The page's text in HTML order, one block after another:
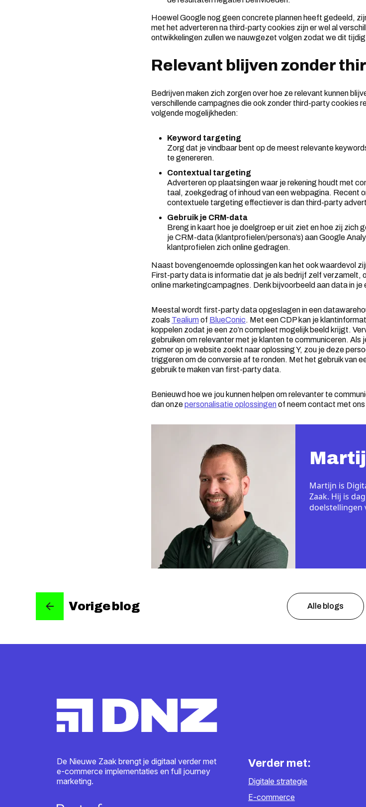
Hoewel Google nog geen concrete plannen heeft gedeeld,
met het adverteren na third-party cookies zijn er wel al
ontwikkelingen zullen we nauwgezet volgen zodat we dit tijdig
Relevant blijven zonder
Bedrijven maken zich zorgen over hoe ze relevant kunnen
verschillende campagnes die ook zonder third-party cookies
volgende mogelijkheden:
Keyword targeting
Zorg dat je vindbaar bent op de meest relevante
te genereren.
Contextual targeting
Adverteren op plaatsingen waar je rekening houdt met
taal, zoekgedrag of inhoud van een webpagina. Recent
contextuele targeting effectiever is dan third-party
Gebruik je CRM-data
Breng in kaart hoe je doelgroep er uit ziet en hoe zij zich
je CRM-data (klantprofielen/persona’s) aan Google
klantprofielen zich online gedragen.
Naast bovengenoemde oplossingen kan het ook waardevol
First-party data is informatie dat je als bedrijf zelf verzamelt,
online marketingcampagnes. Denk bijvoorbeeld aan data in
Meestal wordt first-party data opgeslagen in een
zoals Tealiumof BlueConic. Met een CDP kan je
koppelen zodat je een zo’n compleet mogelijk beeld krijgt.
gebruiken om relevanter met je klanten te communiceren. Als
zomer op je website zoekt naar oplossing Y, zou je deze
triggeren om de conversie af te ronden. Met het gebruik van
gebruik te maken van first-party data.
Benieuwd hoe we jou kunnen helpen om relevanter te
dan onzepersonalisatie oplossingenof neem contact met ons
Martijn is
Zaak. Hij is
doelstellingen
Vorige blog Alle blogs
De Nieuwe Zaak brengt je digitaal verder met
e-commerce implementaties en full journey
marketing.
Verder met:
Digitale strategie
E-commerce